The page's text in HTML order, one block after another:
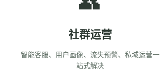
社群运营
智能客服、用户画像、流失预警、私域运营一
站式解决